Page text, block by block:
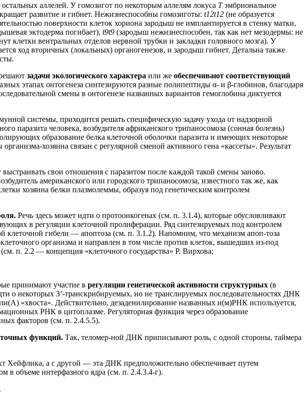
аллелей. У гомозигот по некоторым аллелям локуса Tэмбриональное
развитие и гибнет. Нежизнеспособны гомозиготы: t12t12 (не образуется
поверхности клеток хориона зародыш не имплантируется в стенку матки,
эктодерма погибает), t9t9 (зародыш нежизнеспособен, так как нет мезодермы: не
клетки вентральных отделов нервной трубки и закладки головного мозга). У
ход вторичных (локальных) органогенезов, и зародыш гибнет. Детальна также
задачи экологического характера или же обеспечивают соответствующий
этапах онтогенеза синтезируются разные полипептиды α- и β-глобинов, благодаря
смены в онтогенезе названных вариантов гемоглобина диктуется
системы, приходится решать специфическую задачу ухода от надзорной
человека, возбудителя африканского трипаносомоза (сонная болезнь)
образование белка клеточной оболочки паразита и имеющих некоторые
хозяина связан с регулярной сменой активного гена «кассеты». Результат
свои отношения с паразитом после каждой такой смены заново.
американского или городского трипаносомоза, известного так же, как
хозяина белки плазмолеммы, образуя под генетическим контролем
Речь здесь может идти о протоонкогенах (см. п. 3.1.4), которые обусловливают
в регуляции клеточной пролиферации. Ряд синтезируемых под контролем
клеточной гибели — апоптоза (см. п. 3.1.2). Напомним, что механизм апоп-тоза
организма и направлен в том числе против клеток, вышедших из-под
п. 2.2 — концепция «клеточного государства» Р. Вирхова;
принимают участие в регуляции генетической активности структурных (в
о некоторых З’-транскрибируемых, но не транслируемых последовательностях ДНК
«хвоста». Действительно, дезаденилирование названных и(м)РНК используется,
РНК в цитоплазме. Регуляторная функция через образование
факторов (см. п. 2.4.5.5).
функций. Так, теломер-ной ДНК приписывают роль, с одной стороны, таймера
Хейфлика, а с другой — эта ДНК предположительно обеспечивает путем
в объеме интерфазного ядра (см. п. 2.4.3.4-г).